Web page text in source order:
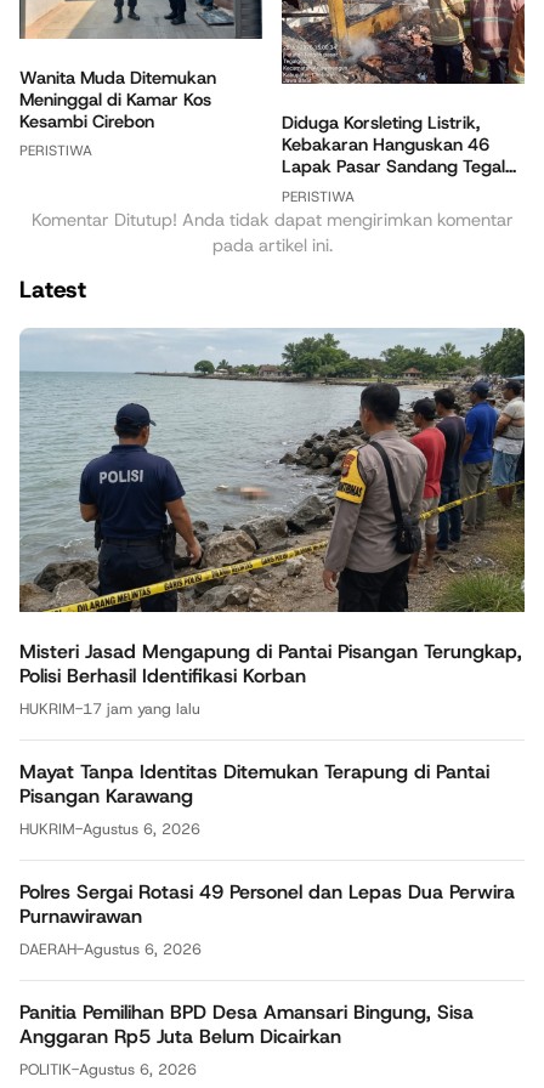
Wanita Muda Ditemukan
Meninggal di Kamar Kos
Kesambi Cirebon
PERISTIWA
Diduga Korsleting Listrik,
Kebakaran Hanguskan 46
Lapak Pasar Sandang Tegal...
PERISTIWA
Komentar Ditutup! Anda tidak dapat mengirimkan komentar
pada artikel ini.
Latest
Misteri Jasad Mengapung di Pantai Pisangan Terungkap,
Polisi Berhasil Identifikasi Korban
HUKRIM-17 jam yang lalu
Mayat Tanpa Identitas Ditemukan Terapung di Pantai
Pisangan Karawang
HUKRIM-Agustus 6, 2026
Polres Sergai Rotasi 49 Personel dan Lepas Dua Perwira
Purnawirawan
DAERAH-Agustus 6, 2026
Panitia Pemilihan BPD Desa Amansari Bingung, Sisa
Anggaran Rp5 Juta Belum Dicairkan
POLITIK-Agustus 6, 2026